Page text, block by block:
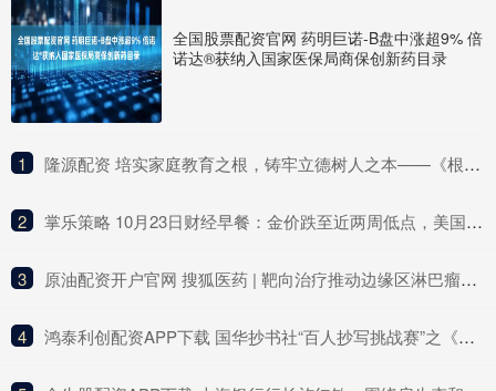
全国股票配资官网 药明巨诺-B盘中涨超9% 倍
诺达®获纳入国家医保局商保创新药目录
1 ​隆源配资 培实家庭教育之根，铸牢立德树人之本——《根深实遂》新书分享会在京举行
2 ​掌乐策略 10月23日财经早餐：金价跌至近两周低点，美国将宣布大幅对俄制裁措施，油价上涨超3%
3 ​原油配资开户官网 搜狐医药 | 靶向治疗推动边缘区淋巴瘤进入“无化疗”时代
4 ​鸿泰利创配资APP下载 国华抄书社“百人抄写挑战赛”之《昭明文选》（总第35场）